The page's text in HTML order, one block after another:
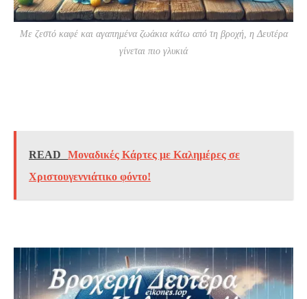
Με ζεστό καφέ και αγαπημένα ζωάκια κάτω από τη βροχή, η Δευτέρα
γίνεται πιο γλυκιά
READ
Μοναδικές Κάρτες με Καλημέρες σε
Χριστουγεννιάτικο φόντο!